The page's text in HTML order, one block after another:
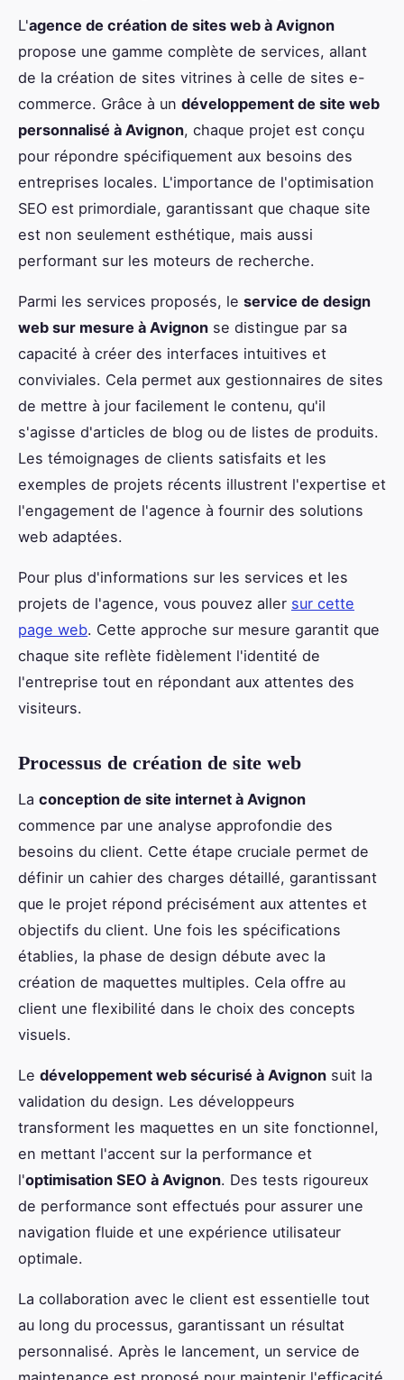
L'agence de création de sites web à Avignon
propose une gamme complète de services, allant
de la création de sites vitrines à celle de sites e-
commerce. Grâce à un développement de site web
personnalisé à Avignon, chaque projet est conçu
pour répondre spécifiquement aux besoins des
entreprises locales. L'importance de l'optimisation
SEO est primordiale, garantissant que chaque site
est non seulement esthétique, mais aussi
performant sur les moteurs de recherche.
Parmi les services proposés, le service de design
web sur mesure à Avignon se distingue par sa
capacité à créer des interfaces intuitives et
conviviales. Cela permet aux gestionnaires de sites
de mettre à jour facilement le contenu, qu'il
s'agisse d'articles de blog ou de listes de produits.
Les témoignages de clients satisfaits et les
exemples de projets récents illustrent l'expertise et
l'engagement de l'agence à fournir des solutions
web adaptées.
Pour plus d'informations sur les services et les
projets de l'agence, vous pouvez aller sur cette
page web. Cette approche sur mesure garantit que
chaque site reflète fidèlement l'identité de
l'entreprise tout en répondant aux attentes des
visiteurs.
Processus de création de site web
La conception de site internet à Avignon
commence par une analyse approfondie des
besoins du client. Cette étape cruciale permet de
définir un cahier des charges détaillé, garantissant
que le projet répond précisément aux attentes et
objectifs du client. Une fois les spécifications
établies, la phase de design débute avec la
création de maquettes multiples. Cela offre au
client une flexibilité dans le choix des concepts
visuels.
Le développement web sécurisé à Avignon suit la
validation du design. Les développeurs
transforment les maquettes en un site fonctionnel,
en mettant l'accent sur la performance et
l'optimisation SEO à Avignon. Des tests rigoureux
de performance sont effectués pour assurer une
navigation fluide et une expérience utilisateur
optimale.
La collaboration avec le client est essentielle tout
au long du processus, garantissant un résultat
personnalisé. Après le lancement, un service de